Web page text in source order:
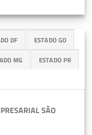
DF ESTADO GO
MG ESTADO PR
SÃO